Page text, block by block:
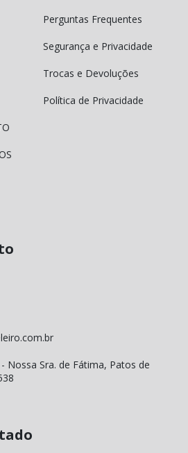
Perguntas Frequentes
Segurança e Privacidade
Trocas e Devoluções
Política de Privacidade
Nossa Sra. de Fátima, Patos de